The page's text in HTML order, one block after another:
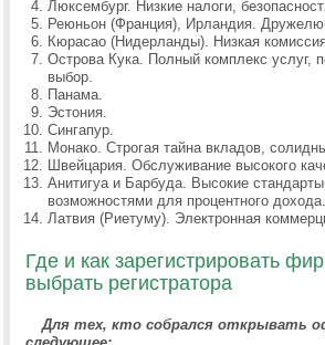
Люксембург. Низкие налоги,
Реюньон (Франция), Ирландия.
Кюрасао (Нидерланды). Низкая
Острова Кука. Полный комплекс услуг,
выбор.
Панама.
Эстония.
Сингапур.
Монако. Строгая тайна вкладов,
Швейцария. Обслуживание высокого
Анитигуа и Барбуда. Высокие
возможностями для процентного дохода.
Латвия (Риетуму). Электронная
Где и как зарегистрировать
выбрать регистратора
Для тех, кто собрался открывать